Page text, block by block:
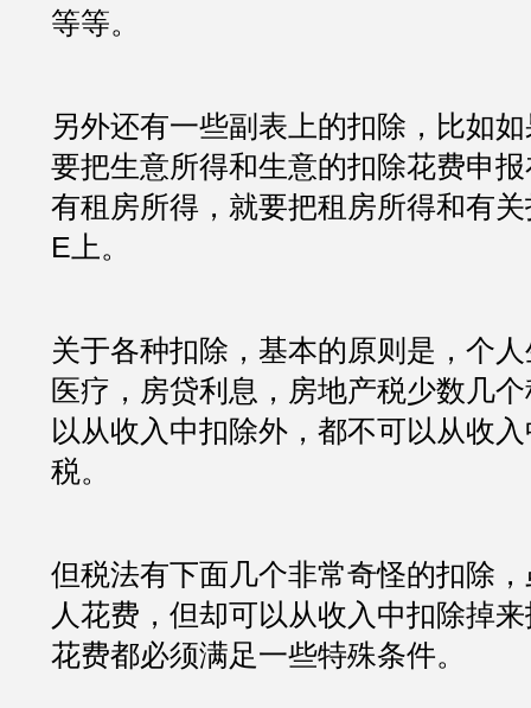
等等。
另外还有一些副表上的扣除，比如
要把生意所得和生意的扣除花费申
有租房所得，就要把租房所得和有
E上。
关于各种扣除，基本的原则是，个
医疗，房贷利息，房地产税少数几
以从收入中扣除外，都不可以从收
税。
但税法有下面几个非常奇怪的扣除
人花费，但却可以从收入中扣除掉
花费都必须满足一些特殊条件。